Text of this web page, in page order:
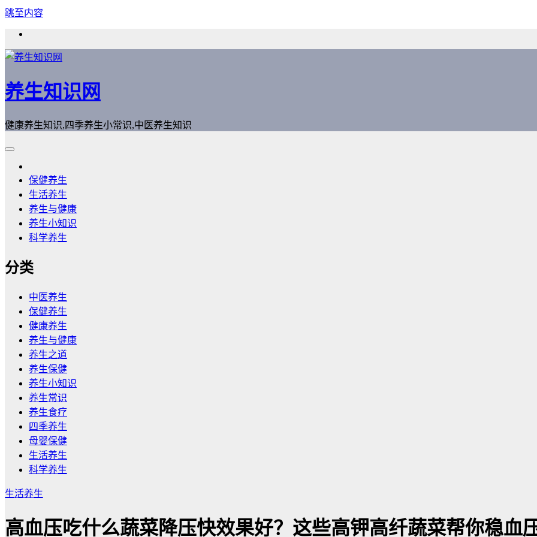
跳至内容
养生知识网
健康养生知识,四季养生小常识,中医养生知识
保健养生
生活养生
养生与健康
养生小知识
科学养生
分类
中医养生
保健养生
健康养生
养生与健康
养生之道
养生保健
养生小知识
养生常识
养生食疗
四季养生
母婴保健
生活养生
科学养生
生活养生
高血压吃什么蔬菜降压快效果好？这些高钾高纤蔬菜帮你稳血